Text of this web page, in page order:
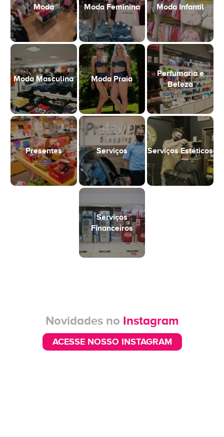
Moda Moda Feminina Moda Infantil
Moda Masculina Moda Praia
Perfumaria e
Beleza
Presentes Serviços Serviços Estéticos
Serviços
Financeiros
Novidades no Instagram
ACESSE NOSSO INSTAGRAM